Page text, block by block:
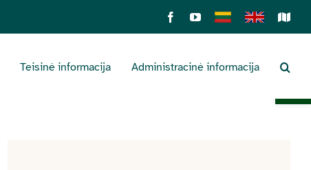
FacebookYouTube
Lietuviškai
English
Teisinė informacija Administracinė informacija